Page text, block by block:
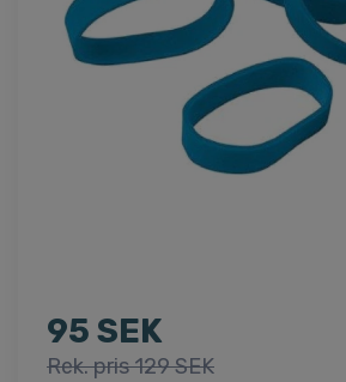
95 SEK
Rek. pris 129 SEK